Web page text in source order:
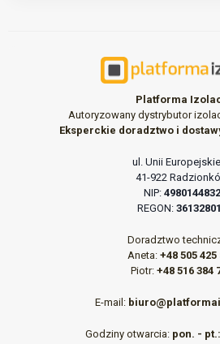
Platforma
Autoryzowany dystrybutor
Eksperckie doradztwo i
ul. Unii
41-922
NIP: 4980144832
REGON:
Doradztwo
Aneta: +48 505 425
Piotr: +48 516 384
E-mail:
Godziny otwarcia: pon. -